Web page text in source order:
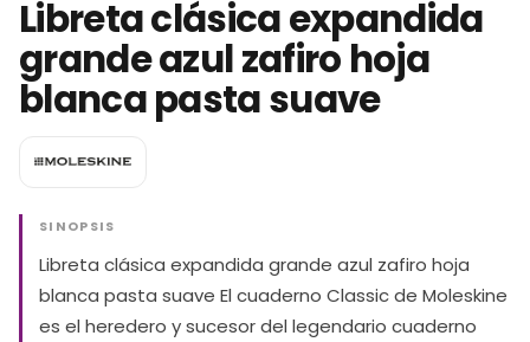
Libreta clásica expandida
grande azul zafiro hoja
blanca pasta suave
SINOPSIS
Libreta clásica expandida grande azul zafiro hoja
blanca pasta suave El cuaderno Classic de Moleskine
es el heredero y sucesor del legendario cuaderno